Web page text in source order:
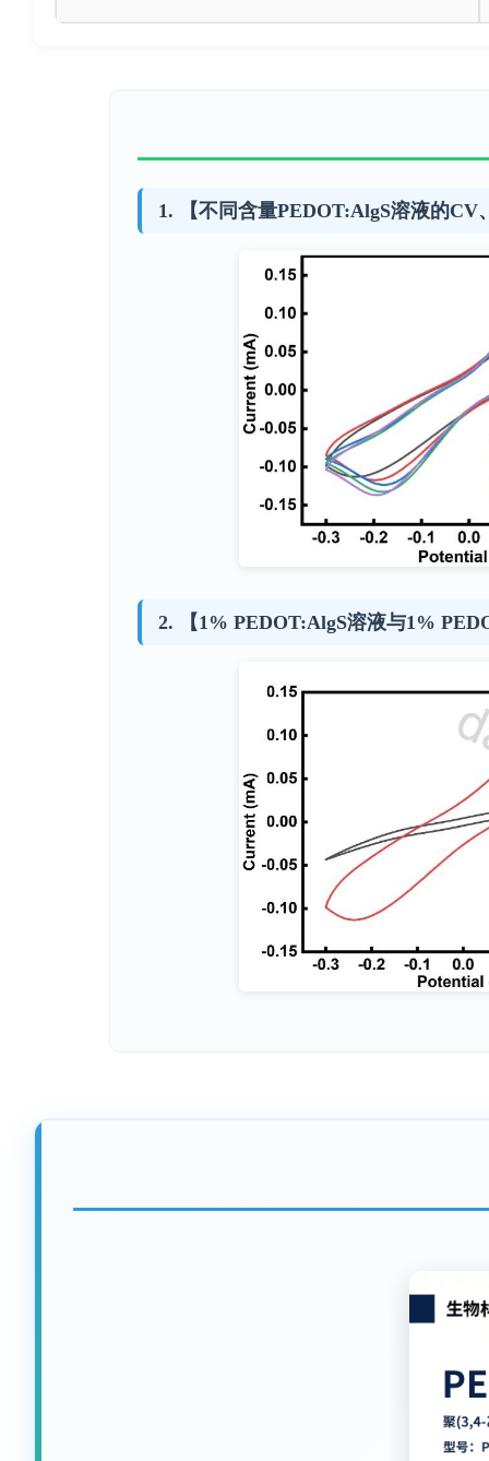
【不同含量PEDOT:AlgS溶液的CV
【1% PEDOT:AlgS溶液与1%